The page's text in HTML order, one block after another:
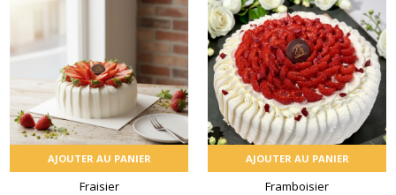
AJOUTER AU PANIER
Fraisier
AJOUTER AU PANIER
Framboisier